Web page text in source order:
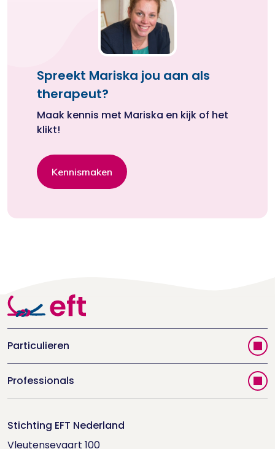
Spreekt Mariska jou aan als
therapeut?
Maak kennis met Mariska en kijk of het
klikt!
Kennismaken
Particulieren
Vind jouw therapeut
Videoportal
Doe de relatietest
Professionals
Trainingen
Stichting EFT Nederland
Vleutensevaart 100